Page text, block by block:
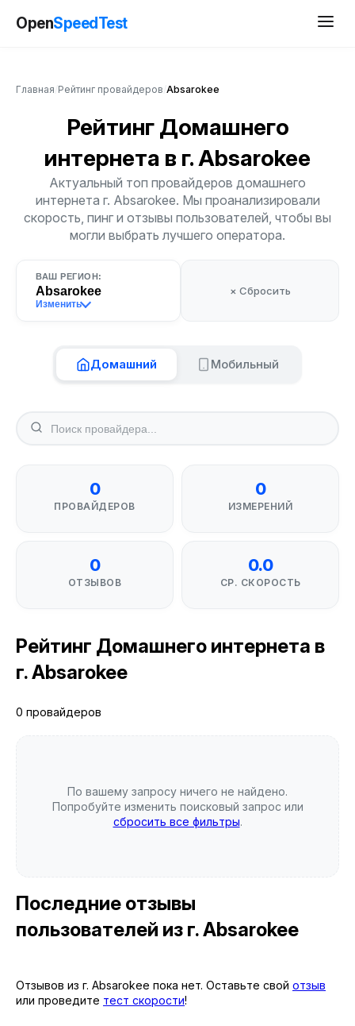
OpenSpeedTest
Главная Рейтинг провайдеров Absarokee
Рейтинг Домашнего
интернета в г. Absarokee
Актуальный топ провайдеров домашнего
интернета г. Absarokee. Мы проанализировали
скорость, пинг и отзывы пользователей, чтобы вы
могли выбрать лучшего оператора.
ВАШ РЕГИОН:
Absarokee
Изменить
× Сбросить
Домашний Мобильный
0
ПРОВАЙДЕРОВ
0
ИЗМЕРЕНИЙ
0
ОТЗЫВОВ
0.0
СР. СКОРОСТЬ
Рейтинг Домашнего интернета в
г. Absarokee
0 провайдеров
По вашему запросу ничего не найдено.
Попробуйте изменить поисковый запрос или
сбросить все фильтры.
Последние отзывы
пользователей из г. Absarokee
Отзывов из г. Absarokee пока нет. Оставьте свой отзыв
или проведите тест скорости!